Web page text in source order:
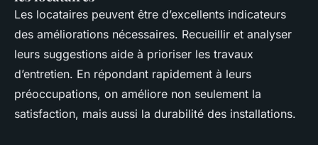
Les locataires peuvent être d’excellents indicateurs
des améliorations nécessaires. Recueillir et analyser
leurs suggestions aide à prioriser les travaux
d’entretien. En répondant rapidement à leurs
préoccupations, on améliore non seulement la
satisfaction, mais aussi la durabilité des installations.